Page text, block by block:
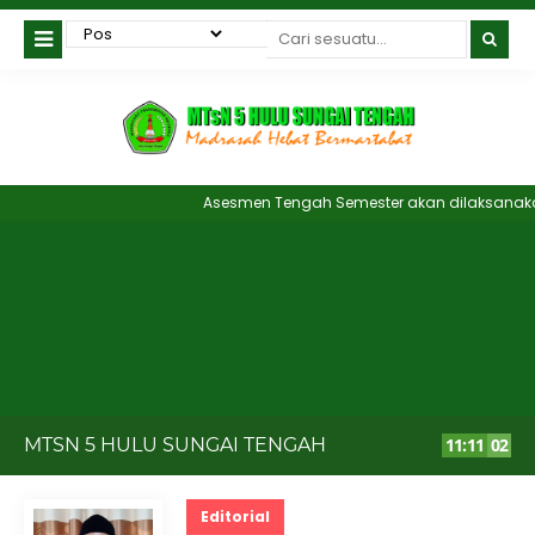
Asesmen Tengah Semester akan
MTSN 5 HULU SUNGAI TENGAH 11:11 02
Editorial